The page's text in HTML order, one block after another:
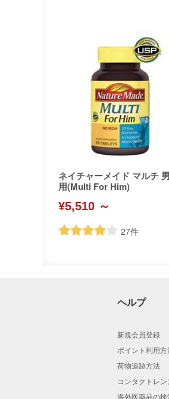
ネイチャーメイド マルチ
用(Multi For Him)
¥5,510 ～
27件
ヘルプ
新規会員登録
ポイント利用方
荷物追跡方法
コンタクトレ
海外医薬品の